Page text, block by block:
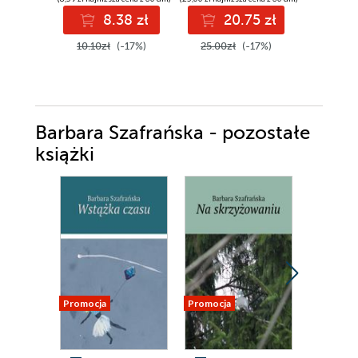
8.38 zł
10.10zł (-17%)
20.75 zł
25.00zł (-17%)
Barbara Szafrańska - pozostałe
książki
Promocja Promocja